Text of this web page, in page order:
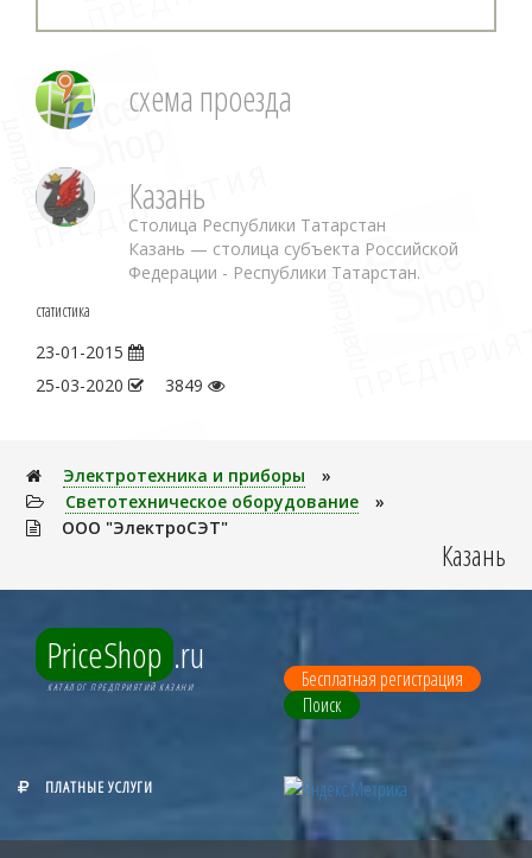
схема проезда
Казань
Столица Республики Татарстан
Казань — столица субъекта Российской
Федерации - Республики Татарстан.
статистика
23-01-2015
25-03-2020
3849
Электpотехника и пpибоpы
»
Светотехническое оборудование
»
ООО "ЭлектроСЭТ"
Казань
PriceShop .ru
КАТАЛОГ ПРЕДПРИЯТИЙ КАЗАНИ
Бесплатная регистрация
Поиск
ПЛАТНЫЕ УСЛУГИ